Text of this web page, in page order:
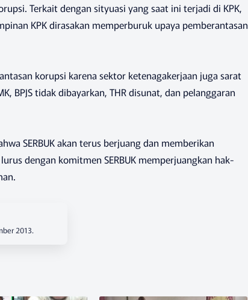
Terkait dengan sityuasi yang saat ini terjadi di KPK,
KPK dirasakan memperburuk upaya pemberantasan
korupsi karena sektor ketenagakerjaan juga sarat
BPJS tidak dibayarkan, THR disunat, dan pelanggaran
SERBUK akan terus berjuang dan memberikan
dengan komitmen SERBUK memperjuangkan hak-
2013.